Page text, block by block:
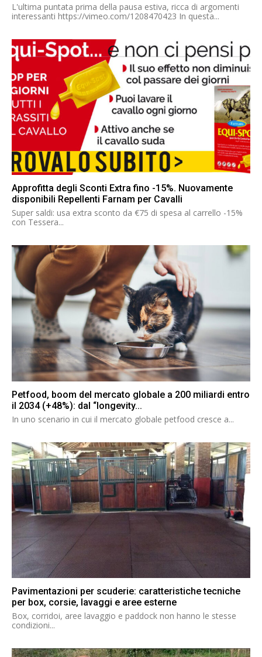
L'ultima puntata prima della pausa estiva, ricca di argomenti
interessanti https://vimeo.com/1208470423 In questa...
Approfitta degli Sconti Extra fino -15%. Nuovamente
disponibili Repellenti Farnam per Cavalli
Super saldi: usa extra sconto da €75 di spesa al carrello -15%
con Tessera...
Petfood, boom del mercato globale a 200 miliardi entro
il 2034 (+48%): dal “longevity...
In uno scenario in cui il mercato globale petfood cresce a...
Pavimentazioni per scuderie: caratteristiche tecniche
per box, corsie, lavaggi e aree esterne
Box, corridoi, aree lavaggio e paddock non hanno le stesse
condizioni...